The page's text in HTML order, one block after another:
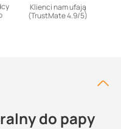
Klienci nam ufają
(TrustMate 4.9/5)
do papy